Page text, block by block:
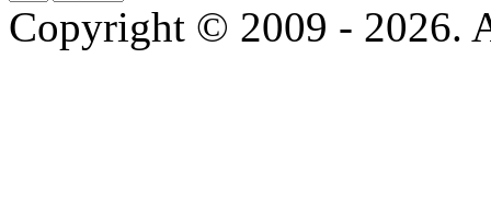
Copyright © 2009 - 2026.